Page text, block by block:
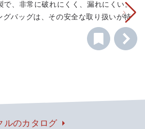
で、非常に破れにくく、漏れにくい。
グバッグは、その安全な取り扱いが特
て使用すれば、サンプルの無菌性が保
タブ端はプラスチックフィルムで密閉
ルのカタログ